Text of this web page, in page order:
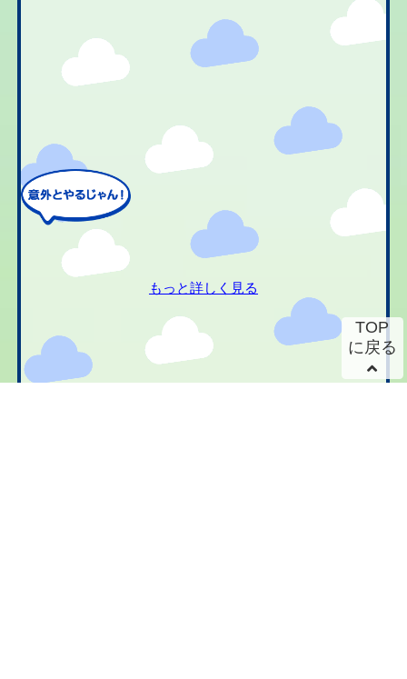
もっと詳しく見る
TOP
に戻る